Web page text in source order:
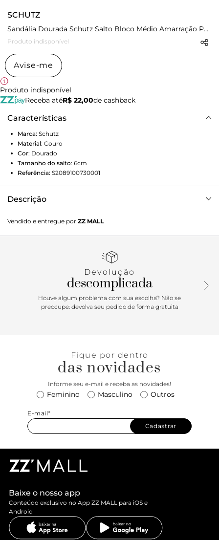
SCHUTZ
Sandália Dourada Schutz Salto Bloco Médio Amarração Pedras
Produto indisponível
Avise-me
Produto indisponível
Receba atéR$ 22,00de cashback
Características
Marca: Schutz
Material: Couro
Cor: Dourado
Tamanho do salto: 6cm
Referência: S2089100730001
Descrição
tiras assimétricas e o glamour do acabamento metalizado
com aplicação de brilho no cabedal. Confortável, essa
tornozelo. Perfeita para usar dia e noite!
Vendido e entregue por ZZ MALL
Devolução
descomplicada
Houve algum problema com sua escolha? Não se
preocupe: devolva seu pedido de forma gratuita
Fique por dentro
das novidades
Informe seu e-mail e receba as novidades!
Feminino Masculino Outros
E-mail*
Cadastrar
Baixe o nosso app
Conteúdo exclusivo no App ZZ MALL para iOS e
Android